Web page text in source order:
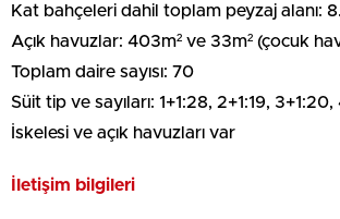
Kat bahçeleri dahil toplam peyzaj alanı:
Açık havuzlar: 403m² ve 33m² (çocuk
Toplam daire sayısı: 70
Süit tip ve sayıları: 1+1:28, 2+1:19, 3+1:20,
İskelesi ve açık havuzları var
İletişim bilgileri